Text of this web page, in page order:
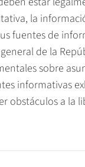
la
de
general de la
sobre
informativas
obstáculos a la